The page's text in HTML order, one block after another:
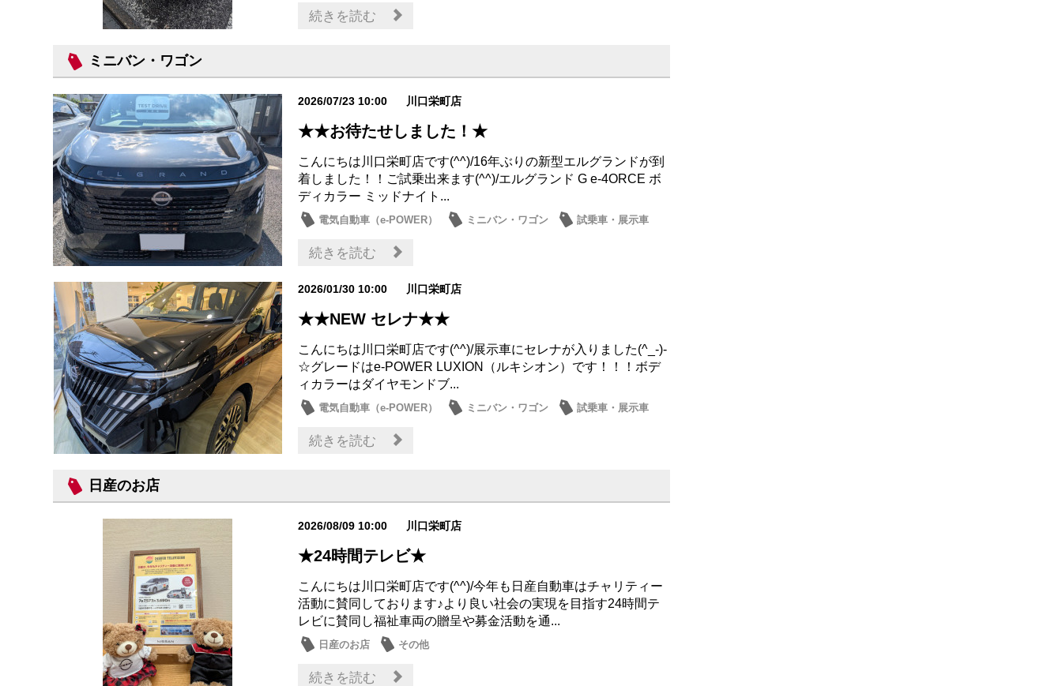
日産のお店
続きを読む
ミニバン・ワゴン
2026/07/23 10:00 川口栄町店
★★お待たせしました！★
こんにちは川口栄町店です(^^)/16年ぶりの新型エルグランドが到
着しました！！ご試乗出来ます(^^)/エルグランド G e-4ORCE ボ
ディカラー ミッドナイト...
電気自動車（e-POWER） ミニバン・ワゴン
試乗車・展示車
日産のお店
続きを読む
2026/01/30 10:00 川口栄町店
★★NEW セレナ★★
こんにちは川口栄町店です(^^)/展示車にセレナが入りました(^_-)-
☆グレードはe-POWER LUXION（ルキシオン）です！！！ボデ
ィカラーはダイヤモンドブ...
電気自動車（e-POWER） ミニバン・ワゴン
試乗車・展示車
日産のお店
続きを読む
日産のお店
2026/08/09 10:00 川口栄町店
★24時間テレビ★
こんにちは川口栄町店です(^^)/今年も日産自動車はチャリティー
活動に賛同しております♪より良い社会の実現を目指す24時間テ
レビに賛同し福祉車両の贈呈や募金活動を通...
日産のお店 その他
続きを読む